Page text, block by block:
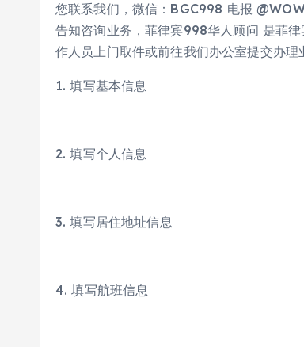
您联系我们，微信：BGC998 电报
告知咨询业务，菲律宾998华人顾问 是菲
作人员上门取件或前往我们办公室提交办理
1. 填写基本信息
2. 填写个人信息
3. 填写居住地址信息
4. 填写航班信息